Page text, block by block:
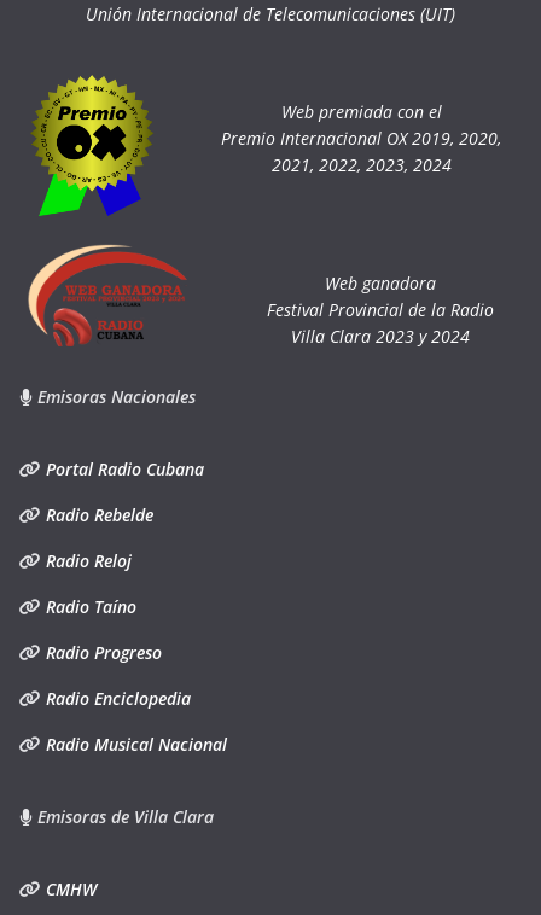
Unión Internacional de Telecomunicaciones (UIT)
Web premiada con el
Premio Internacional OX 2019, 2020,
2021, 2022, 2023, 2024
Web ganadora
Festival Provincial de la Radio
Villa Clara 2023 y 2024
Emisoras Nacionales
Portal Radio Cubana
Radio Rebelde
Radio Reloj
Radio Taíno
Radio Progreso
Radio Enciclopedia
Radio Musical Nacional
Emisoras de Villa Clara
CMHW